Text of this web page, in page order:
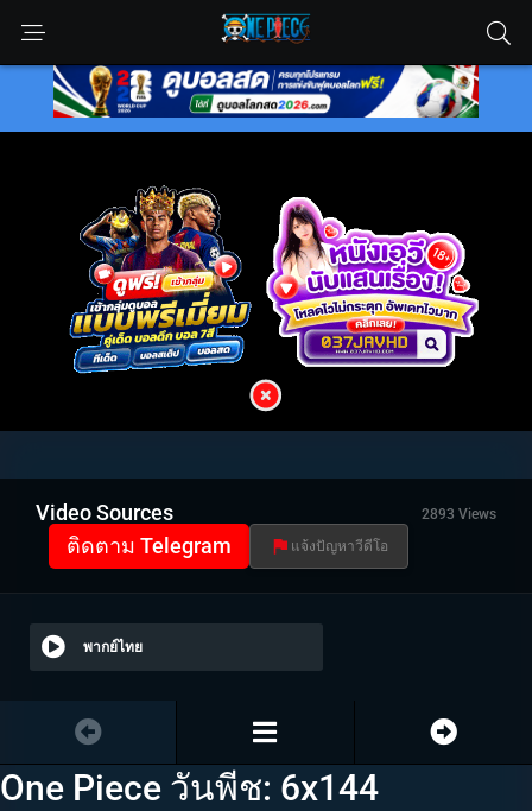
Video Sources 2893 Views
ติดตาม Telegram แจ้งปัญหาวีดีโอ
พากย์ไทย
One Piece วันพีช: 6x144